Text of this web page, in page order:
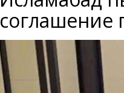
соглашение